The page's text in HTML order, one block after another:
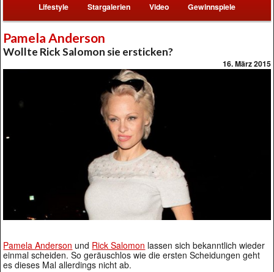
Lifestyle Stargalerien Video Gewinnspiele
Pamela Anderson
Wollte Rick Salomon sie ersticken?
16. März 2015
Pamela Anderson und Rick Salomon lassen sich bekanntlich wieder
einmal scheiden. So geräuschlos wie die ersten Scheidungen geht
es dieses Mal allerdings nicht ab.